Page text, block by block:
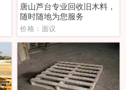
唐山芦台专业回收旧木料，
随时随地为您服务
价格：面议